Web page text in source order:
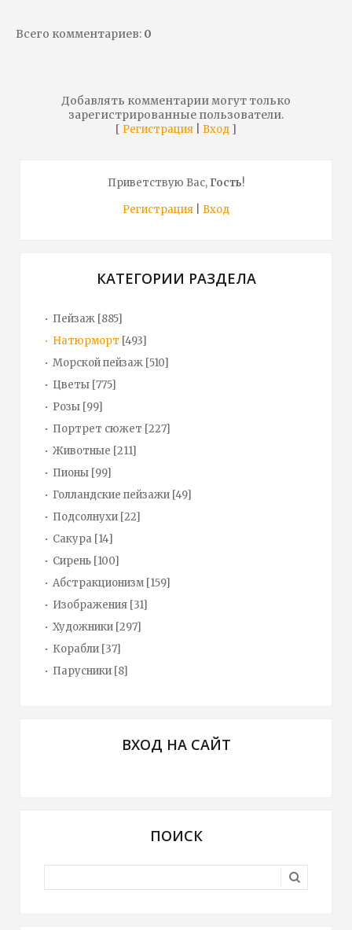
Всего комментариев: 0
Добавлять комментарии могут только
зарегистрированные пользователи.
[ Регистрация Вход ]
Приветствую Вас,Гость!
Регистрация
Вход
КАТЕГОРИИ РАЗДЕЛА
Пейзаж [885]
Натюрморт [493]
Морской пейзаж [510]
Цветы [775]
Розы [99]
Портрет сюжет [227]
Животные [211]
Пионы [99]
Голландские пейзажи [49]
Подсолнухи [22]
Сакура [14]
Сирень [100]
Абстракционизм [159]
Изображения [31]
Художники [297]
Корабли [37]
Парусники [8]
ВХОД НА САЙТ
ПОИСК